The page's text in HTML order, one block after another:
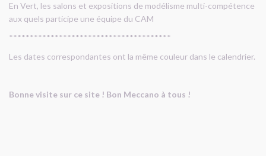
En Vert, les salons et expositions de modélisme multi-compétence
aux quels participe une équipe du CAM
***************************************
Les dates correspondantes ont la même couleur dans le calendrier.
Bonne visite sur ce site ! Bon Meccano à tous !